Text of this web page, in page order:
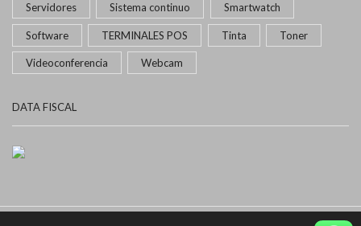
Servidores Sistema continuo Smartwatch
Software TERMINALES POS Tinta Toner
Videoconferencia Webcam
DATA FISCAL